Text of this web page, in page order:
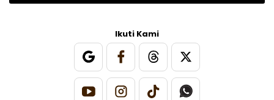
Ikuti Kami